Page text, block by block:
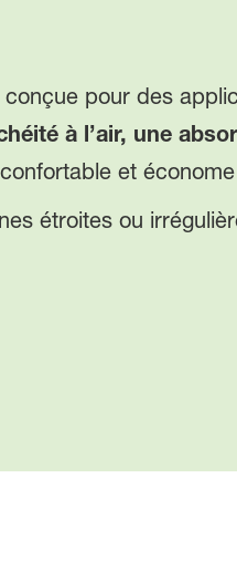
conçue pour des
à l’air, une
et
étroites ou